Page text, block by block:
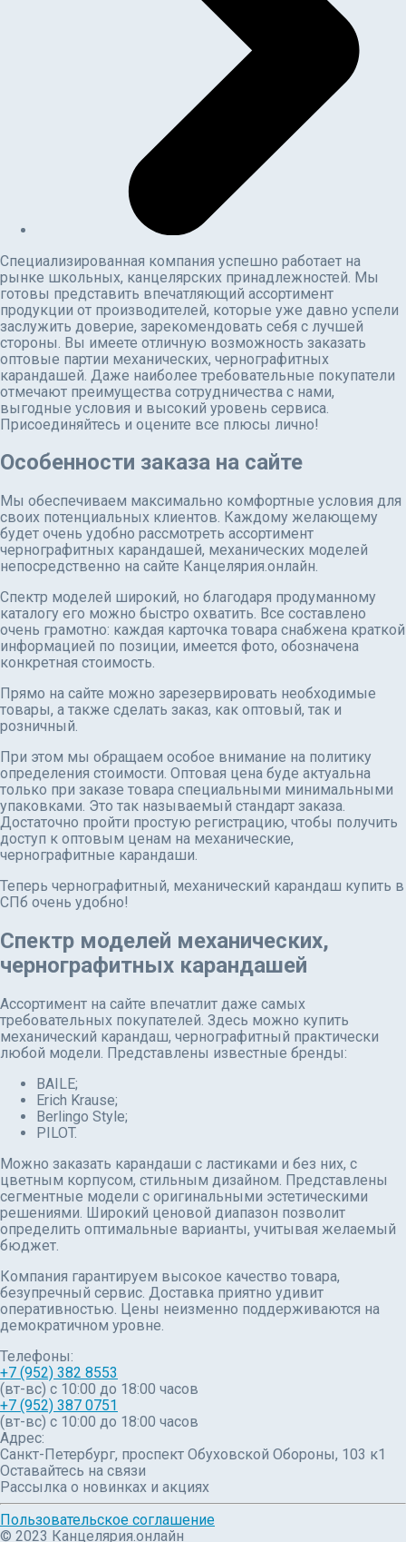
Специализированная компания успешно работает на
рынке школьных, канцелярских принадлежностей. Мы
готовы представить впечатляющий ассортимент
продукции от производителей, которые уже давно успели
заслужить доверие, зарекомендовать себя с лучшей
стороны. Вы имеете отличную возможность заказать
оптовые партии механических, чернографитных
карандашей. Даже наиболее требовательные покупатели
отмечают преимущества сотрудничества с нами,
выгодные условия и высокий уровень сервиса.
Присоединяйтесь и оцените все плюсы лично!
Особенности заказа на сайте
Мы обеспечиваем максимально комфортные условия для
своих потенциальных клиентов. Каждому желающему
будет очень удобно рассмотреть ассортимент
чернографитных карандашей, механических моделей
непосредственно на сайте Канцелярия.онлайн.
Спектр моделей широкий, но благодаря продуманному
каталогу его можно быстро охватить. Все составлено
очень грамотно: каждая карточка товара снабжена краткой
информацией по позиции, имеется фото, обозначена
конкретная стоимость.
Прямо на сайте можно зарезервировать необходимые
товары, а также сделать заказ, как оптовый, так и
розничный.
При этом мы обращаем особое внимание на политику
определения стоимости. Оптовая цена буде актуальна
только при заказе товара специальными минимальными
упаковками. Это так называемый стандарт заказа.
Достаточно пройти простую регистрацию, чтобы получить
доступ к оптовым ценам на механические,
чернографитные карандаши.
Теперь чернографитный, механический карандаш купить в
СПб очень удобно!
Спектр моделей механических,
чернографитных карандашей
Ассортимент на сайте впечатлит даже самых
требовательных покупателей. Здесь можно купить
механический карандаш, чернографитный практически
любой модели. Представлены известные бренды:
BAILE;
Erich Krause;
Berlingo Style;
PILOT.
Можно заказать карандаши с ластиками и без них, с
цветным корпусом, стильным дизайном. Представлены
сегментные модели с оригинальными эстетическими
решениями. Широкий ценовой диапазон позволит
определить оптимальные варианты, учитывая желаемый
бюджет.
Компания гарантируем высокое качество товара,
безупречный сервис. Доставка приятно удивит
оперативностью. Цены неизменно поддерживаются на
демократичном уровне.
Телефоны:
+7 (952) 382 8553
(вт-вс) c 10:00 до 18:00 часов
+7 (952) 387 0751
(вт-вс) с 10:00 до 18:00 часов
Адрес:
Санкт-Петербург, проспект Обуховской Обороны, 103 к1
Оставайтесь на связи
Рассылка о новинках и акциях
Пользовательское соглашение
© 2023 Канцелярия.онлайн